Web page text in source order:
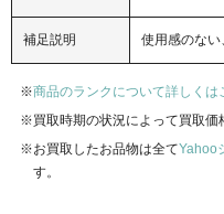
補足説明 使用感のない
商品のランクについて詳しくは
買取時期の状況によって買取価
お買取したお品物は全てYahoo
す。